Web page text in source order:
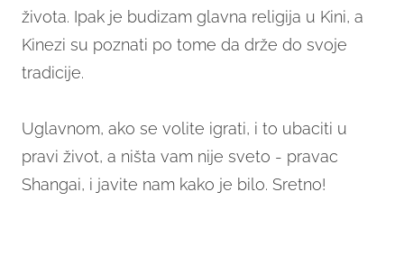
života. Ipak je budizam glavna religija u Kini, a
Kinezi su poznati po tome da drže do svoje
tradicije.
Uglavnom, ako se volite igrati, i to ubaciti u
pravi život, a ništa vam nije sveto - pravac
Shangai, i javite nam kako je bilo. Sretno!